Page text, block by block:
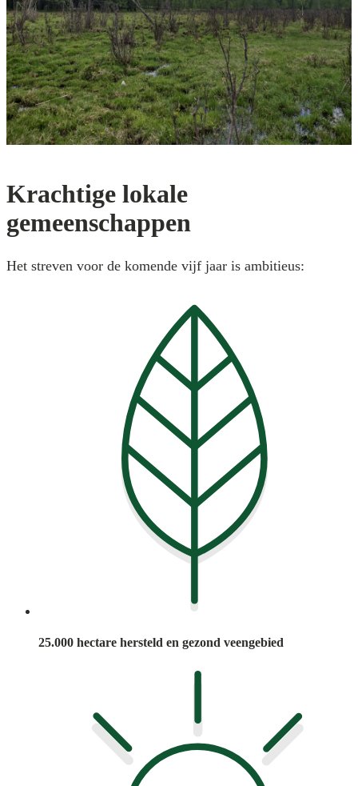
Krachtige lokale
gemeenschappen
Het streven voor de komende vijf jaar is ambitieus:
25.000 hectare hersteld en gezond veengebied